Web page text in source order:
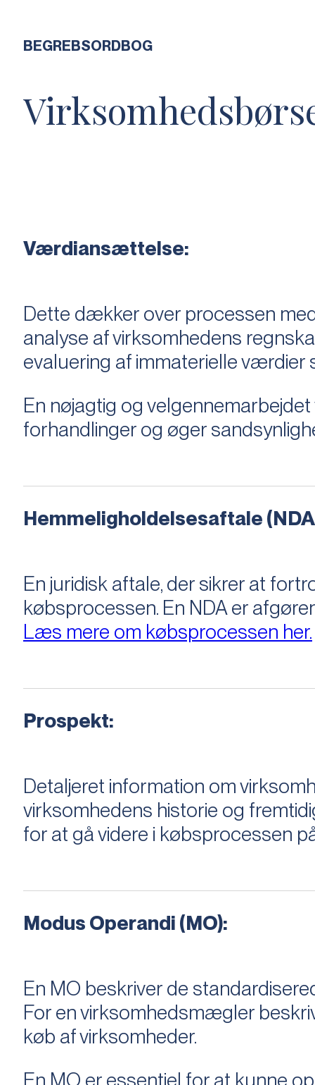
BEGREBSORDBOG
Værdiansættelse:
Dette dækker over processen
analyse af virksomhedens
evaluering af immaterielle
En nøjagtig og
forhandlinger og øger
Hemmeligholdelsesaftale
En juridisk aftale, der sikrer at
købsprocessen​​. En NDA er
Læs mere om købsprocessen her.
Prospekt:
Detaljeret information om
virksomhedens historie og
for at gå videre i købsprocessen
Modus Operandi (MO):
En MO beskriver de
For en virksomhedsmægler
køb af virksomheder.
En MO er essentiel for at kunne